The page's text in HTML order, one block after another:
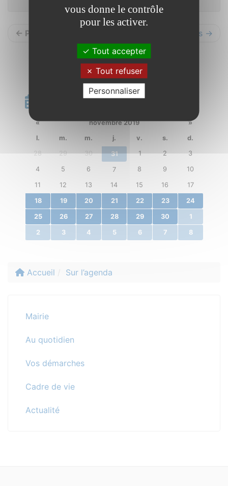
← Précédents Suivants →
Calendrier
« novembre 2019
»
l.
m. m. j. v. s.
d.
28
29 30 31 1 2 3
4 5 6 7 8 9 10
11 12 13 14 15 16 17
18 19 20 21 22 23 24
25 26 27 28 29 30 1
2 3 4 5 6 7 8
Accueil Sur l’agenda
Mairie
Au quotidien
Vos démarches
Cadre de vie
Actualité
vous donne le contrôle
pour les activer.
Tout accepter
Tout refuser
Personnaliser